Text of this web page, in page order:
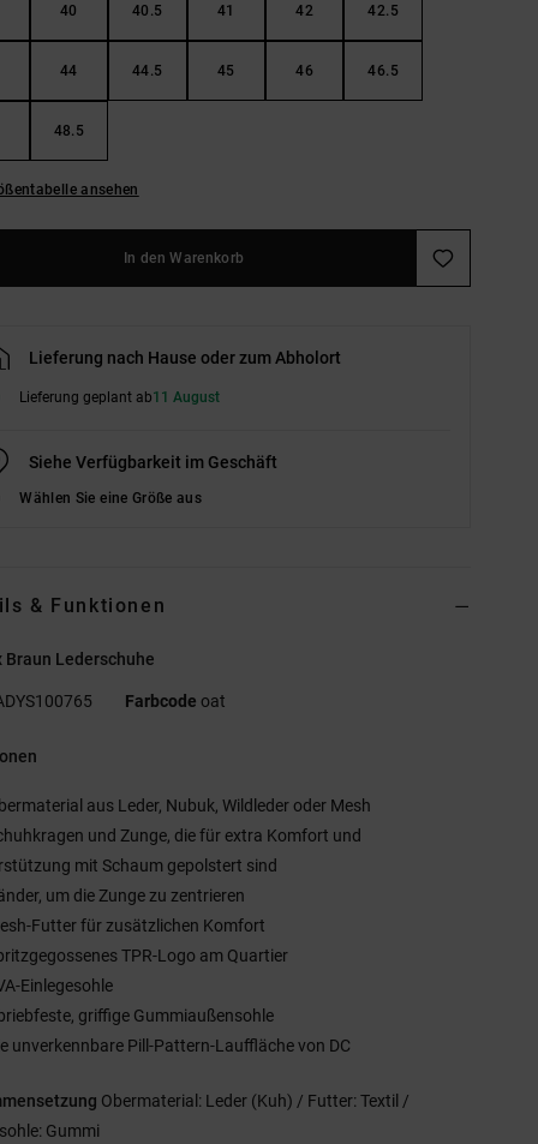
40 40.5 41 42 42.5
44 44.5 45 46 46.5
48.5
ansehen
In den Warenkorb
Lieferung nach Hause oder zum Abholort
Lieferung geplant ab11 August
Siehe Verfügbarkeit im Geschäft
Wählen Sie eine Größe aus
& Funktionen
Braun Lederschuhe
Farbcode oat
aus Leder, Nubuk, Wildleder oder Mesh
und Zunge, die für extra Komfort und
mit Schaum gepolstert sind
um die Zunge zu zentrieren
Futter für zusätzlichen Komfort
TPR-Logo am Quartier
Einlegesohle
griffige Gummiaußensohle
unverkennbare Pill-Pattern-Lauffläche von DC
Obermaterial: Leder (Kuh) / Futter: Textil /
Gummi